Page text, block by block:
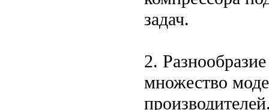
задач.
2.
множество